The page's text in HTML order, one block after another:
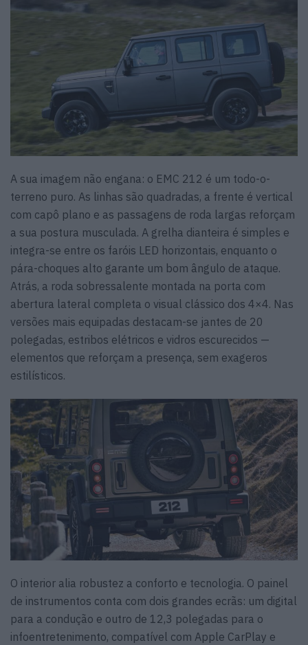
A sua imagem não engana: o EMC 212 é um todo-o-
terreno puro. As linhas são quadradas, a frente é vertical
com capô plano e as passagens de roda largas reforçam
a sua postura musculada. A grelha dianteira é simples e
integra-se entre os faróis LED horizontais, enquanto o
pára-choques alto garante um bom ângulo de ataque.
Atrás, a roda sobressalente montada na porta com
abertura lateral completa o visual clássico dos 4×4. Nas
versões mais equipadas destacam-se jantes de 20
polegadas, estribos elétricos e vidros escurecidos —
elementos que reforçam a presença, sem exageros
estilísticos.
O interior alia robustez a conforto e tecnologia. O painel
de instrumentos conta com dois grandes ecrãs: um digital
para a condução e outro de 12,3 polegadas para o
infoentretenimento, compatível com Apple CarPlay e